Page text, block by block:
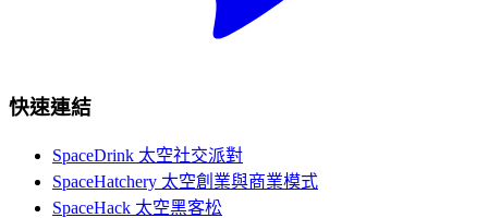
快速連結
SpaceDrink 太空社交派對
SpaceHatchery 太空創業與商業模式
SpaceHack 太空黑客松